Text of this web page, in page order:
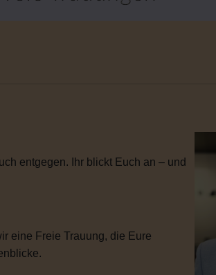
entgegen. Ihr blickt Euch an – und
eine Freie Trauung, die Eure